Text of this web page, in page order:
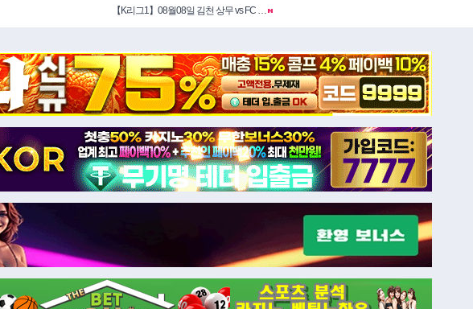
【K리그1】08월08일 김천 상무 vs FC …